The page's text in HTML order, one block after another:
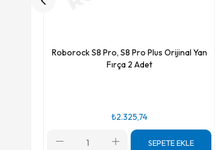
Roborock S8 Pro, S8 Pro Plus Orijinal Yan
Fırça 2 Adet
₺2.325,74
SEPETE EKLE